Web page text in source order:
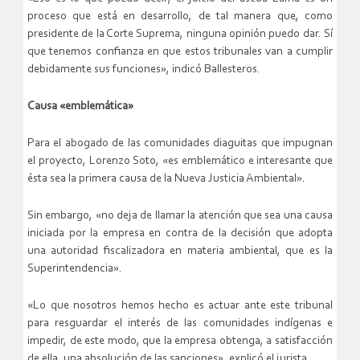
proceso que está en desarrollo, de tal manera que, como
presidente de la Corte Suprema, ninguna opinión puedo dar. Sí
que tenemos confianza en que estos tribunales van a cumplir
debidamente sus funciones», indicó Ballesteros.
Causa «emblemática»
Para el abogado de las comunidades diaguitas que impugnan
el proyecto, Lorenzo Soto, «es emblemático e interesante que
ésta sea la primera causa de la Nueva Justicia Ambiental».
Sin embargo, «no deja de llamar la atención que sea una causa
iniciada por la empresa en contra de la decisión que adopta
una autoridad fiscalizadora en materia ambiental, que es la
Superintendencia».
«Lo que nosotros hemos hecho es actuar ante este tribunal
para resguardar el interés de las comunidades indígenas e
impedir, de este modo, que la empresa obtenga, a satisfacción